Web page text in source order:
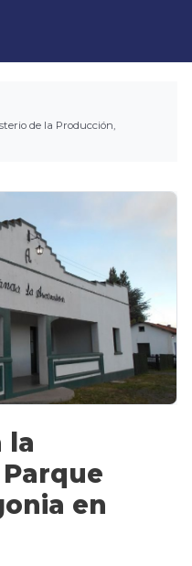
de la Producción,
la
en